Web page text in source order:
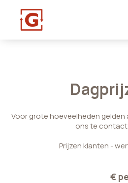
Voor grote hoeveelheden gelden
ons te
Prijzen klanten -
€